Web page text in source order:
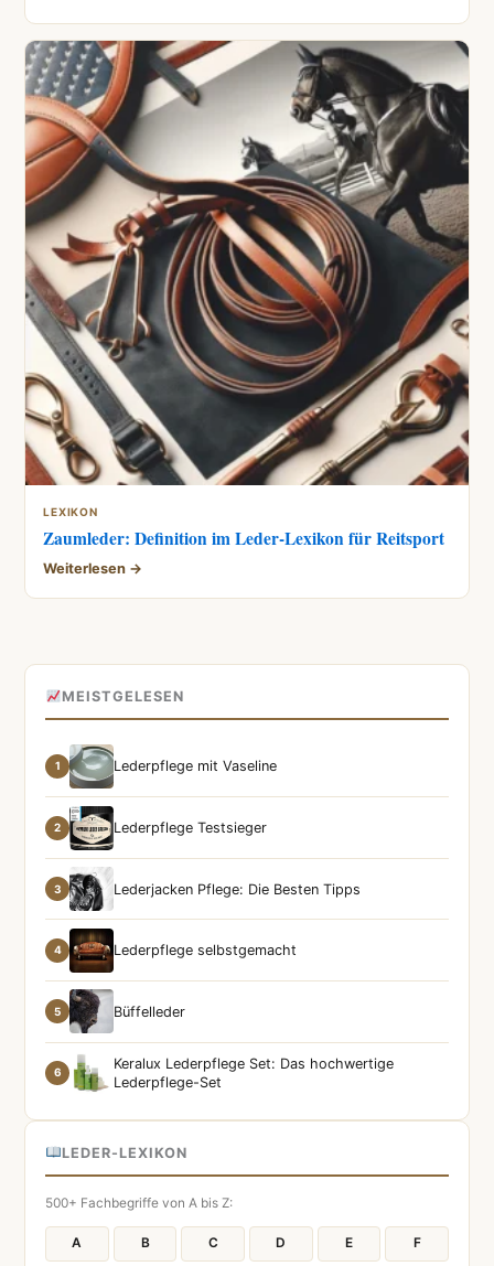
LEXIKON
Zaumleder: Definition im Leder-Lexikon für Reitsport
Weiterlesen →
MEISTGELESEN
1 Lederpflege mit Vaseline
2 Lederpflege Testsieger
3 Lederjacken Pflege: Die Besten Tipps
4 Lederpflege selbstgemacht
5 Büffelleder
6
Keralux Lederpflege Set: Das hochwertige
Lederpflege-Set
LEDER-LEXIKON
500+ Fachbegriffe von A bis Z:
A B C D E F